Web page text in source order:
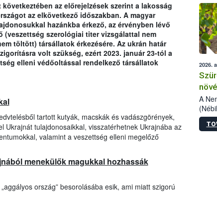
az előrejelzések szerint a lakosság
az elkövetkező időszakban. A magyar
hazánkba érkező, az érvényben lévő
szerológiai titer vizsgálattal nem
töltött) társállatok érkezésére. Az ukrán határ
volt szükség, ezért 2023. január 23-tól a
elleni védőoltással rendelkező társállatok
tartott kutyák, macskák és vadászgörények,
Ukrajnát tulajdonosaikkal, visszatérhetnek Ukrajnába az
valamint a veszettség elleni megelőző
menekülők magukkal hozhassák
ország” besorolásába esik, ami miatt szigorú
2026.
A